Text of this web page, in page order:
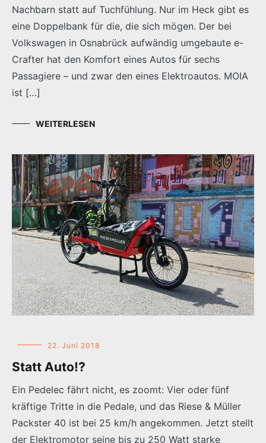
Nachbarn statt auf Tuchfühlung. Nur im Heck gibt es
eine Doppelbank für die, die sich mögen. Der bei
Volkswagen in Osnabrück aufwändig umgebaute e-
Crafter hat den Komfort eines Autos für sechs
Passagiere – und zwar den eines Elektroautos. MOIA
ist […]
WEITERLESEN
22. Juni 2018
Statt Auto!?
Ein Pedelec fährt nicht, es zoomt: Vier oder fünf
kräftige Tritte in die Pedale, und das Riese & Müller
Packster 40 ist bei 25 km/h angekommen. Jetzt stellt
der Elektromotor seine bis zu 250 Watt starke